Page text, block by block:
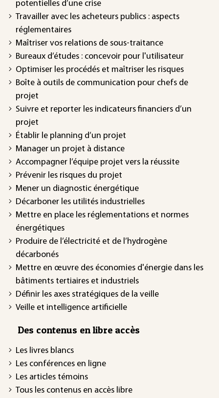
potentielles d’une crise
Travailler avec les acheteurs publics : aspects
réglementaires
Maîtriser vos relations de sous-traitance
Bureaux d’études : concevoir pour l'utilisateur
Optimiser les procédés et maîtriser les risques
Boîte à outils de communication pour chefs de
projet
Suivre et reporter les indicateurs financiers d’un
projet
Établir le planning d’un projet
Manager un projet à distance
Accompagner l’équipe projet vers la réussite
Prévenir les risques du projet
Mener un diagnostic énergétique
Décarboner les utilités industrielles
Mettre en place les réglementations et normes
énergétiques
Produire de l’électricité et de l’hydrogène
décarbonés
Mettre en œuvre des économies d'énergie dans les
bâtiments tertiaires et industriels
Définir les axes stratégiques de la veille
Veille et intelligence artificielle
Des contenus en libre accès
Les livres blancs
Les conférences en ligne
Les articles témoins
Tous les contenus en accès libre